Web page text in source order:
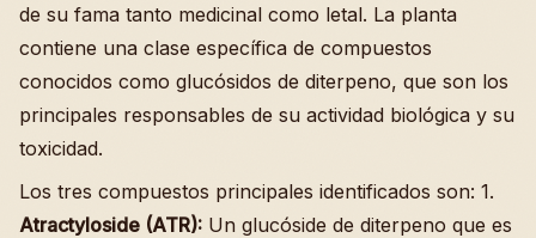
de su fama tanto medicinal como letal. La planta
contiene una clase específica de compuestos
conocidos como glucósidos de diterpeno, que son los
principales responsables de su actividad biológica y su
toxicidad.
Los tres compuestos principales identificados son: 1.
Atractyloside (ATR): Un glucóside de diterpeno que es